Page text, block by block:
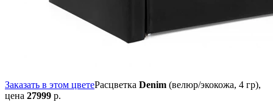
Заказать в этом цветеРасцветка Denim (велюр/экокожа, 4 гр),
цена 27999 р.